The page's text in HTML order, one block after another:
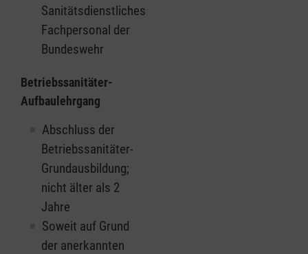
Sanitätsdienstliches
Fachpersonal der
Bundeswehr
Betriebssanitäter-
Aufbaulehrgang
Abschluss der
Betriebssanitäter-
Grundausbildung;
nicht älter als 2
Jahre
Soweit auf Grund
der anerkannten